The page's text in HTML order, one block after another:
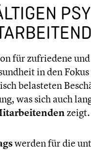
für zufriedene
in den
belasteten
was sich auch
zeigt.
werden für die